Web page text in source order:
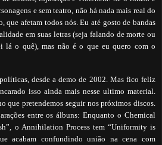
e sem teatro, não há nada mais real do
que afetam todos nós. Eu até gosto de bandas
em suas letras (seja falando de morte ou
lá o quê), mas não é o que eu quero com o
desde a demo de 2002. Mas fico feliz
isso ainda mais nesse ultimo material.
que pretendemos seguir nos próximos discos.
entre os álbuns: Enquanto o Chemical
o Annihilation Process tem “Uniformity is
acabam confundindo união na cena com